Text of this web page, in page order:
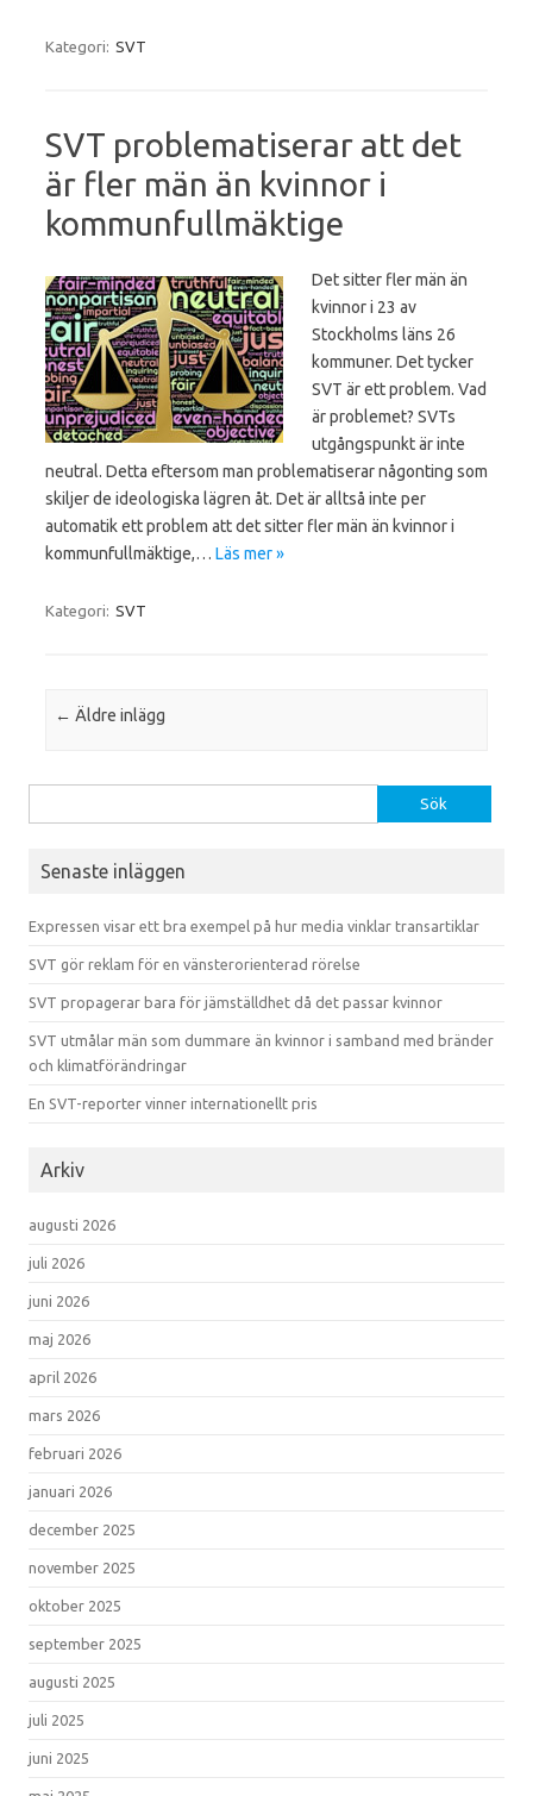
Kategori: SVT
SVT problematiserar att det
är fler män än kvinnor i
kommunfullmäktige
Det sitter fler män än
kvinnor i 23 av
Stockholms läns 26
kommuner. Det tycker
SVT är ett problem. Vad
är problemet? SVTs
utgångspunkt är inte
neutral. Detta eftersom man problematiserar någonting som
skiljer de ideologiska lägren åt. Det är alltså inte per
automatik ett problem att det sitter fler män än kvinnor i
kommunfullmäktige,… Läs mer »
Kategori: SVT
Inläggsnavigering
← Äldre inlägg
Senaste inläggen
Expressen visar ett bra exempel på hur media vinklar transartiklar
SVT gör reklam för en vänsterorienterad rörelse
SVT propagerar bara för jämställdhet då det passar kvinnor
SVT utmålar män som dummare än kvinnor i samband med bränder
och klimatförändringar
En SVT-reporter vinner internationellt pris
Arkiv
augusti 2026
juli 2026
juni 2026
maj 2026
april 2026
mars 2026
februari 2026
januari 2026
december 2025
november 2025
oktober 2025
september 2025
augusti 2025
juli 2025
juni 2025